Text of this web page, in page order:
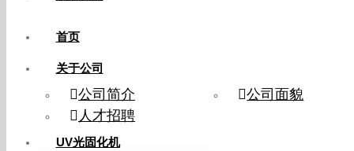
首页
关于公司
公司简介
公司面貌
人才招聘
UV光固化机